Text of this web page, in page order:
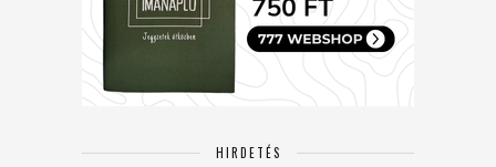
HIRDETÉS